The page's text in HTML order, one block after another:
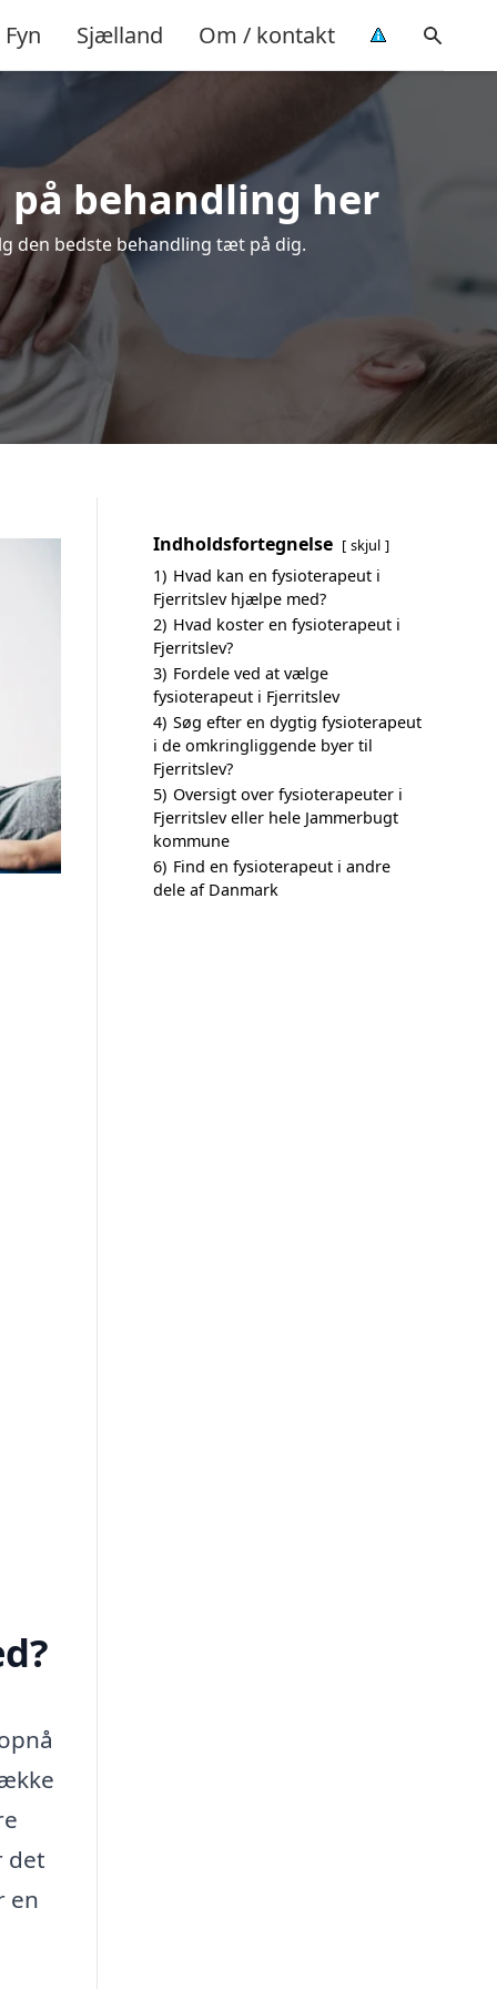
Fyn Sjælland Om / kontakt
behandling her
den bedste behandling tæt på dig.
det
en
Indholdsfortegnelse skjul
1) Hvad kan en fysioterapeut i
Fjerritslev hjælpe med?
2) Hvad koster en fysioterapeut i
Fjerritslev?
3) Fordele ved at vælge
fysioterapeut i Fjerritslev
4) Søg efter en dygtig fysioterapeut
i de omkringliggende byer til
Fjerritslev?
5) Oversigt over fysioterapeuter i
Fjerritslev eller hele Jammerbugt
kommune
6) Find en fysioterapeut i andre
dele af Danmark